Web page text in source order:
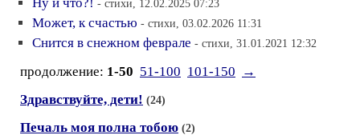
Ну и что?! - стихи, 12.02.2025 07:23
Может, к счастью - стихи, 03.02.2026 11:31
Снится в снежном феврале - стихи, 31.01.2021 12:32
продолжение: 1-50 51-100 101-150
→
Здравствуйте, дети! (24)
Печаль моя полна тобою (2)